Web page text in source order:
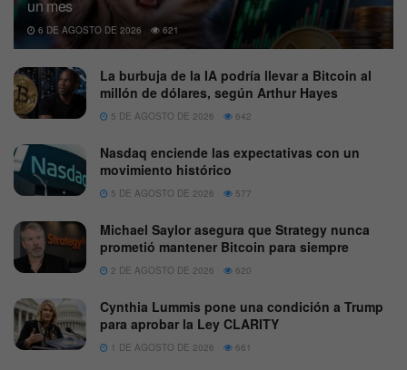
un mes
6 DE AGOSTO DE 2026 621
La burbuja de la IA podría llevar a Bitcoin al
millón de dólares, según Arthur Hayes
5 DE AGOSTO DE 2026 642
Nasdaq enciende las expectativas con un
movimiento histórico
5 DE AGOSTO DE 2026 577
Michael Saylor asegura que Strategy nunca
prometió mantener Bitcoin para siempre
2 DE AGOSTO DE 2026 620
Cynthia Lummis pone una condición a Trump
para aprobar la Ley CLARITY
1 DE AGOSTO DE 2026 661